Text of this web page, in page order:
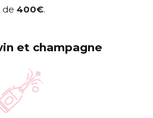
de 400€.
et champagne